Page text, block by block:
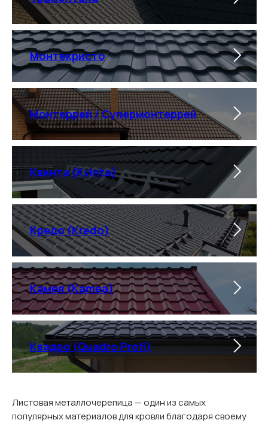
Монтекристо
Монтеррей / Супермонтеррей
Квинта (Kvinta)
Кредо (Kredo)
Камея (Kamea)
Квадро (Quadro Profi)
Листовая металлочерепица — один из самых
популярных материалов для кровли благодаря своему